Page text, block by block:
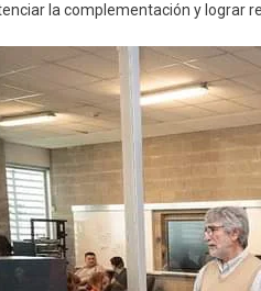
la complementación y lograr